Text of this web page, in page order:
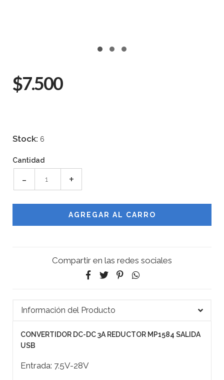
$7.500
Stock: 6
Cantidad
- +
Compartir en las redes sociales
Información del Producto
CONVERTIDOR DC-DC 3A REDUCTOR MP1584 SALIDA
USB
Entrada: 7.5V-28V